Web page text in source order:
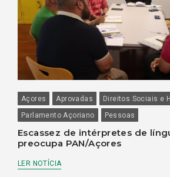
Açores Aprovadas Direitos Sociais e
Parlamento Açoriano
Pessoas
Escassez de intérpretes de
preocupa PAN/Açores
LER NOTÍCIA